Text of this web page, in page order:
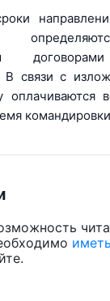
В связи с
оплачиваются